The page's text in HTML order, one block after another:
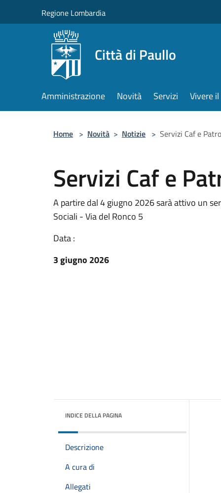
Regione Lombardia
Città di Paullo
Amministrazione Novità Servizi Vivere
Home > Novità > Notizie > Servizi Caf e
Servizi Caf e
A partire dal 4 giugno 2026 sarà attivo un
Sociali - Via del Ronco 5
Data :
3 giugno 2026
INDICE DELLA PAGINA
Descrizione
A cura di
Allegati